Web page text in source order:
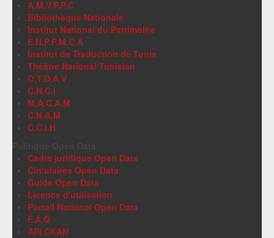
A.M.V.P.P.C
Bibliothèque Nationale
Institut National du Patrimoine
E.N.P.F.M.C.A
Institut de Traduction de Tunis
Théâtre National Tunisien
O.T.D.A.V
C.N.C.I
M.A.C.A.M
C.N.A.M
C.C.I.H
Cadre juridique Open Data
Circulaires Open Data
Guide Open Data
Licence d'utilisation
Portail National Open Data
F.A.Q
API CKAN